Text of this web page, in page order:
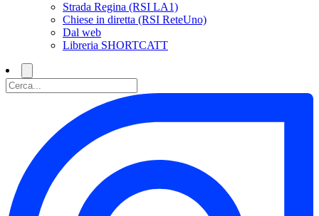
Strada Regina (RSI LA1)
Chiese in diretta (RSI ReteUno)
Dal web
Libreria SHORTCATT